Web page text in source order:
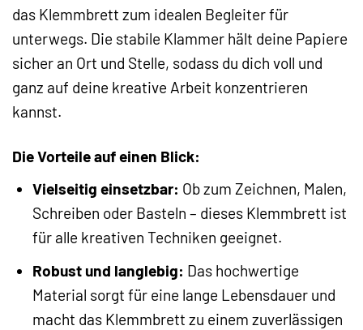
das Klemmbrett zum idealen Begleiter für
unterwegs. Die stabile Klammer hält deine Papiere
sicher an Ort und Stelle, sodass du dich voll und
ganz auf deine kreative Arbeit konzentrieren
kannst.
Die Vorteile auf einen Blick:
Vielseitig einsetzbar: Ob zum Zeichnen, Malen,
Schreiben oder Basteln – dieses Klemmbrett ist
für alle kreativen Techniken geeignet.
Robust und langlebig: Das hochwertige
Material sorgt für eine lange Lebensdauer und
macht das Klemmbrett zu einem zuverlässigen